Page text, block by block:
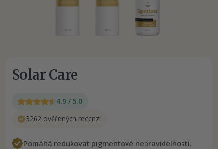
Solar Care
4.9 / 5.0
3262 ověřených recenzí
Pomáhá redukovat pigmentové nepravidelnosti.